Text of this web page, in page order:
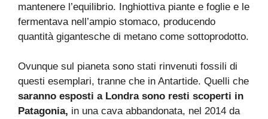
mantenere l’equilibrio. Inghiottiva piante e foglie e le
fermentava nell’ampio stomaco, producendo
quantità gigantesche di metano come sottoprodotto.
Ovunque sul pianeta sono stati rinvenuti fossili di
questi esemplari, tranne che in Antartide. Quelli che
saranno esposti a Londra sono resti scoperti in
Patagonia, in una cava abbandonata, nel 2014 da